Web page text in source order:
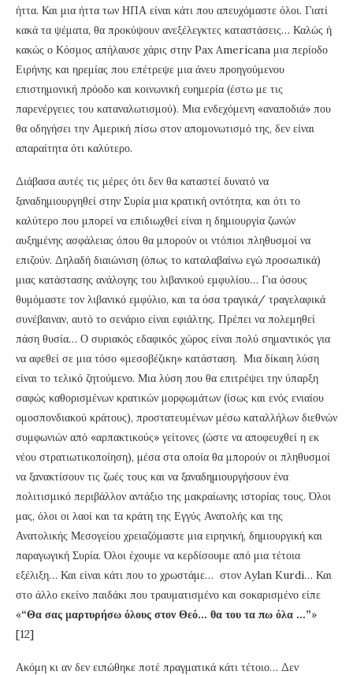
ήττα. Και μια ήττα των ΗΠΑ είναι κάτι που απευχόμαστε όλοι. Γιατί
κακά τα ψέματα, θα προκύψουν ανεξέλεγκτες καταστάσεις… Καλώς ή
κακώς ο Κόσμος απήλαυσε χάρις στην Pax Americana μια περίοδο
Ειρήνης και ηρεμίας που επέτρεψε μια άνευ προηγούμενου
επιστημονική πρόοδο και κοινωνική ευημερία (έστω με τις
παρενέργειες του καταναλωτισμού). Μια ενδεχόμενη «αναποδιά» που
θα οδηγήσει την Αμερική πίσω στον απομονωτισμό της, δεν είναι
απαραίτητα ότι καλύτερο.
Διάβασα αυτές τις μέρες ότι δεν θα καταστεί δυνατό να
ξαναδημιουργηθεί στην Συρία μια κρατική οντότητα, και ότι το
καλύτερο που μπορεί να επιδιωχθεί είναι η δημιουργία ζωνών
αυξημένης ασφάλειας όπου θα μπορούν οι ντόπιοι πληθυσμοί να
επιζούν. Δηλαδή διαιώνιση (όπως το καταλαβαίνω εγώ προσωπικά)
μιας κατάστασης ανάλογης του λιβανικού εμφυλίου… Για όσους
θυμόμαστε τον λιβανικό εμφύλιο, και τα όσα τραγικά/ τραγελαφικά
συνέβαιναν, αυτό το σενάριο είναι εφιάλτης. Πρέπει να πολεμηθεί
πάση θυσία… Ο συριακός εδαφικός χώρος είναι πολύ σημαντικός για
να αφεθεί σε μια τόσο «μεσοβέζικη» κατάσταση. Μια δίκαιη λύση
είναι το τελικό ζητούμενο. Μια λύση που θα επιτρέψει την ύπαρξη
σαφώς καθορισμένων κρατικών μορφωμάτων (ίσως και ενός ενιαίου
ομοσπονδιακού κράτους), προστατευμένων μέσω καταλλήλων διεθνών
συμφωνιών από «αρπακτικούς» γείτονες (ώστε να αποφευχθεί η εκ
νέου στρατιωτικοποίηση), μέσα στα οποία θα μπορούν οι πληθυσμοί
να ξανακτίσουν τις ζωές τους και να ξαναδημιουργήσουν ένα
πολιτισμικό περιβάλλον αντάξιο της μακραίωνης ιστορίας τους. Όλοι
μας, όλοι οι λαοί και τα κράτη της Εγγύς Ανατολής και της
Ανατολικής Μεσογείου χρειαζόμαστε μια ειρηνική, δημιουργική και
παραγωγική Συρία. Όλοι έχουμε να κερδίσουμε από μια τέτοια
εξέλιξη… Και είναι κάτι που το χρωστάμε… στον Aylan Kurdi… Και
στο άλλο εκείνο παιδάκι που τραυματισμένο και σοκαρισμένο είπε
«“Θα σας μαρτυρήσω όλους στον Θεό… θα του τα πω όλα …”»
[12]
Ακόμη κι αν δεν ειπώθηκε ποτέ πραγματικά κάτι τέτοιο… Δεν